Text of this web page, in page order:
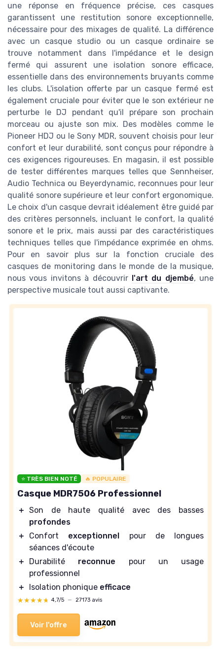
une réponse en fréquence précise, ces casques
garantissent une restitution sonore exceptionnelle,
nécessaire pour des mixages de qualité. La différence
avec un casque studio ou un casque ordinaire se
trouve notamment dans l'impédance et le design
fermé qui assurent une isolation sonore efficace,
essentielle dans des environnements bruyants comme
les clubs. L'isolation offerte par un casque fermé est
également cruciale pour éviter que le son extérieur ne
perturbe le DJ pendant qu'il prépare son prochain
morceau ou ajuste son mix. Des modèles comme le
Pioneer HDJ ou le Sony MDR, souvent choisis pour leur
confort et leur durabilité, sont conçus pour répondre à
ces exigences rigoureuses. En magasin, il est possible
de tester différentes marques telles que Sennheiser,
Audio Technica ou Beyerdynamic, reconnues pour leur
qualité sonore supérieure et leur confort ergonomique.
Le choix d'un casque devrait idéalement être guidé par
des critères personnels, incluant le confort, la qualité
sonore et le prix, mais aussi par des caractéristiques
techniques telles que l'impédance exprimée en ohms.
Pour en savoir plus sur la fonction cruciale des
casques de monitoring dans le monde de la musique,
nous vous invitons à découvrir l'art du djembé, une
perspective musicale tout aussi captivante.
⭐ TRÈS BIEN NOTÉ 🔥 POPULAIRE
Casque MDR7506 Professionnel
＋ Son de haute qualité avec des basses
profondes
＋
Confort exceptionnel pour de longues
séances d'écoute
＋
Durabilité reconnue pour un usage
professionnel
＋
Isolation phonique efficace
★★★★★
★★★★★ 4,7/5 — 27173 avis
Voir l'offre